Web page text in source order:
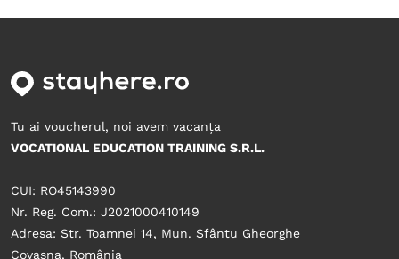
Tu ai voucherul, noi avem vacanța
VOCATIONAL EDUCATION TRAINING S.R.L.
CUI: RO45143990
Nr. Reg. Com.: J2021000410149
Adresa: Str. Toamnei 14, Mun. Sfântu Gheorghe
Covasna, România